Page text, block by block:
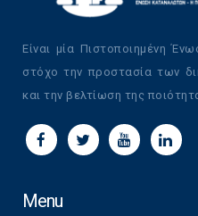
Είναι μία Πιστοποιημένη
στόχο την προστασία των
και την βελτίωση της
Menu